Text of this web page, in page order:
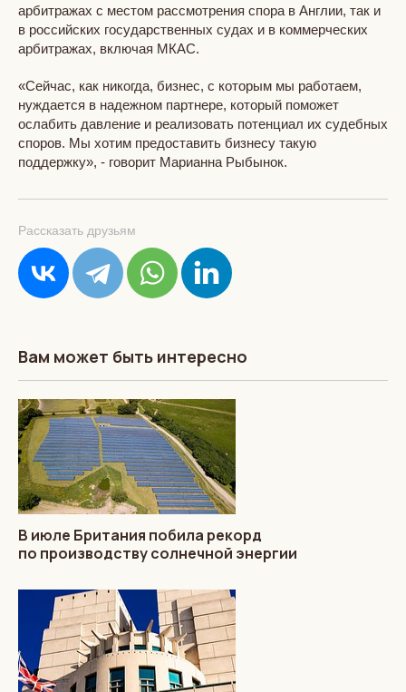
арбитражах с местом рассмотрения спора в Англии, так и
в российских государственных судах и в коммерческих
арбитражах, включая МКАС.
«Сейчас, как никогда, бизнес, с которым мы работаем,
нуждается в надежном партнере, который поможет
ослабить давление и реализовать потенциал их судебных
споров. Мы хотим предоставить бизнесу такую
поддержку», - говорит Марианна Рыбынок.
Рассказать друзьям
Вам может быть интересно
В июле Британия побила рекорд
по производству солнечной энергии